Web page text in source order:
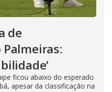
de
ficou abaixo do esperado
apesar da classificação na